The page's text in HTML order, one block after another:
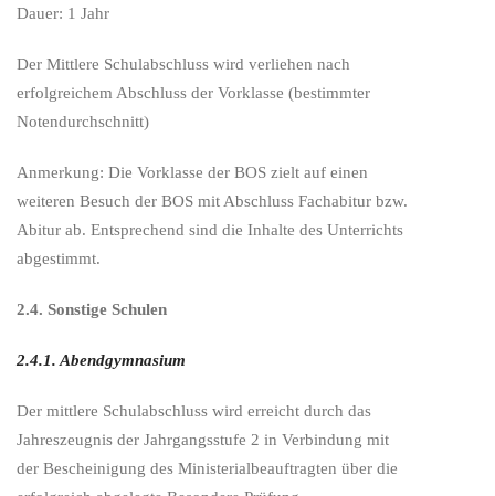
Dauer: 1 Jahr
Der Mittlere Schulabschluss wird verliehen nach
erfolgreichem Abschluss der Vorklasse (bestimmter
Notendurchschnitt)
Anmerkung: Die Vorklasse der BOS zielt auf einen
weiteren Besuch der BOS mit Abschluss Fachabitur bzw.
Abitur ab. Entsprechend sind die Inhalte des Unterrichts
abgestimmt.
2.4. Sonstige Schulen
2.4.1. Abendgymnasium
Der mittlere Schulabschluss wird erreicht durch das
Jahreszeugnis der Jahrgangsstufe 2 in Verbindung mit
der Bescheinigung des Ministerialbeauftragten über die